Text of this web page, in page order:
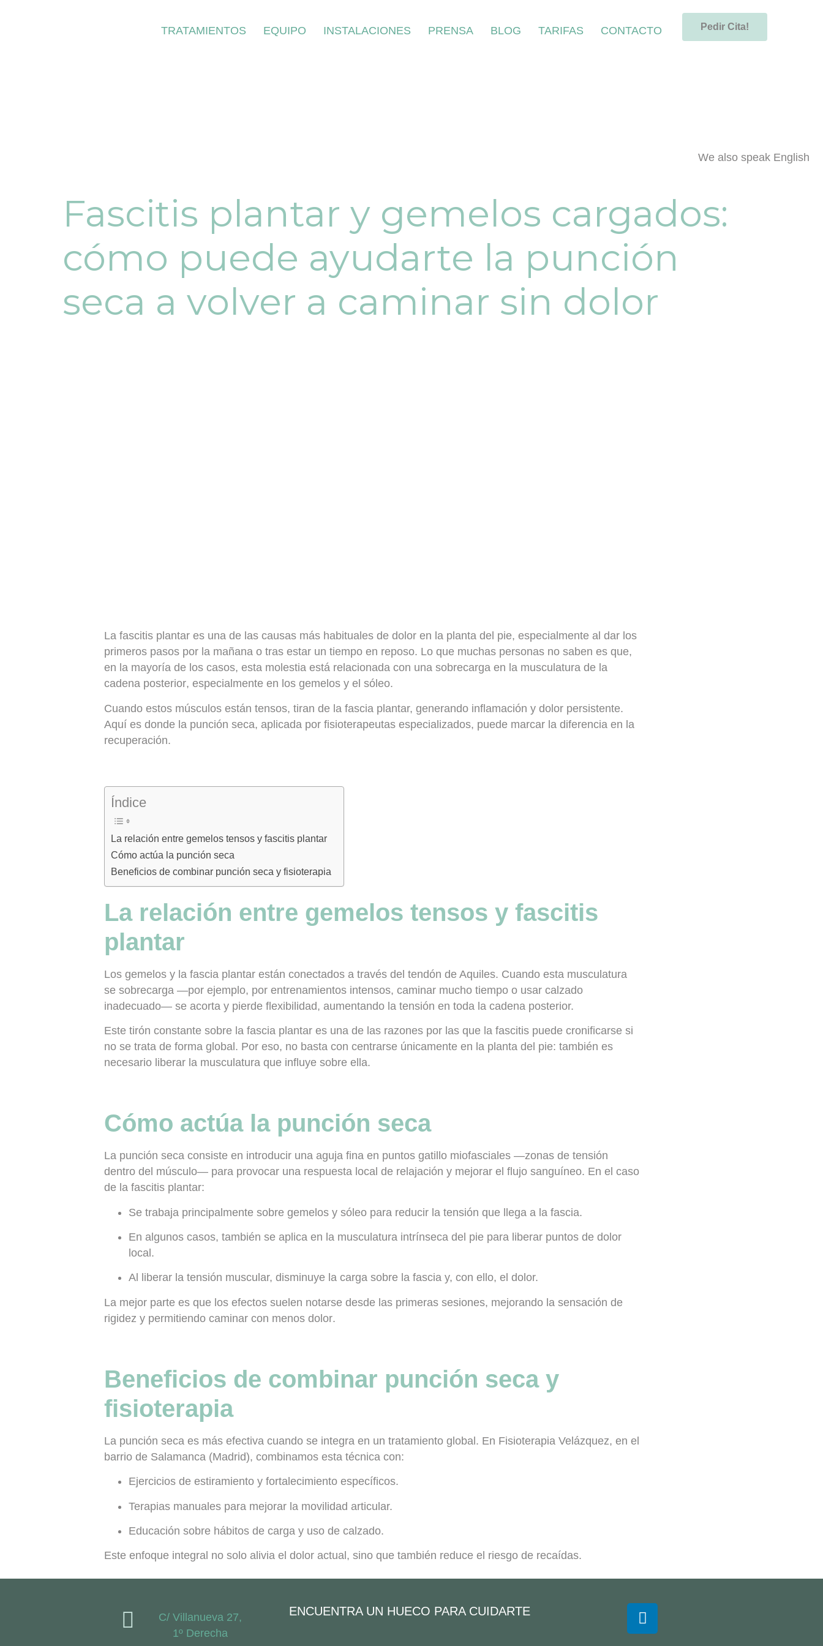
TRATAMIENTOS EQUIPO INSTALACIONES PRENSA BLOG TARIFAS CONTACTO Pedir Cita!
We also speak English
Fascitis plantar y gemelos cargados:
cómo puede ayudarte la punción
seca a volver a caminar sin dolor
La fascitis plantar es una de las causas más habituales de dolor en la planta del pie, especialmente al dar los
primeros pasos por la mañana o tras estar un tiempo en reposo. Lo que muchas personas no saben es que,
en la mayoría de los casos, esta molestia está relacionada con una sobrecarga en la musculatura de la
cadena posterior, especialmente en los gemelos y el sóleo.
Cuando estos músculos están tensos, tiran de la fascia plantar, generando inflamación y dolor persistente.
Aquí es donde la punción seca, aplicada por fisioterapeutas especializados, puede marcar la diferencia en la
recuperación.
Índice
La relación entre gemelos tensos y fascitis plantar
Cómo actúa la punción seca
Beneficios de combinar punción seca y fisioterapia
La relación entre gemelos tensos y fascitis
plantar
Los gemelos y la fascia plantar están conectados a través del tendón de Aquiles. Cuando esta musculatura
se sobrecarga —por ejemplo, por entrenamientos intensos, caminar mucho tiempo o usar calzado
inadecuado— se acorta y pierde flexibilidad, aumentando la tensión en toda la cadena posterior.
Este tirón constante sobre la fascia plantar es una de las razones por las que la fascitis puede cronificarse si
no se trata de forma global. Por eso, no basta con centrarse únicamente en la planta del pie: también es
necesario liberar la musculatura que influye sobre ella.
Cómo actúa la punción seca
La punción seca consiste en introducir una aguja fina en puntos gatillo miofasciales —zonas de tensión
dentro del músculo— para provocar una respuesta local de relajación y mejorar el flujo sanguíneo. En el caso
de la fascitis plantar:
Se trabaja principalmente sobre gemelos y sóleo para reducir la tensión que llega a la fascia.
En algunos casos, también se aplica en la musculatura intrínseca del pie para liberar puntos de dolor
local.
Al liberar la tensión muscular, disminuye la carga sobre la fascia y, con ello, el dolor.
La mejor parte es que los efectos suelen notarse desde las primeras sesiones, mejorando la sensación de
rigidez y permitiendo caminar con menos dolor.
Beneficios de combinar punción seca y
fisioterapia
La punción seca es más efectiva cuando se integra en un tratamiento global. En Fisioterapia Velázquez, en el
barrio de Salamanca (Madrid), combinamos esta técnica con:
Ejercicios de estiramiento y fortalecimiento específicos.
Terapias manuales para mejorar la movilidad articular.
Educación sobre hábitos de carga y uso de calzado.
Este enfoque integral no solo alivia el dolor actual, sino que también reduce el riesgo de recaídas.
C/ Villanueva 27,
1º Derecha
ENCUENTRA UN HUECO PARA CUIDARTE